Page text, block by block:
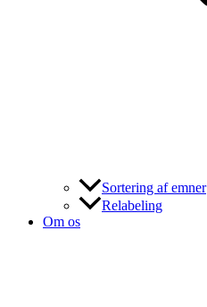
Sortering af emner
Relabeling
Om os